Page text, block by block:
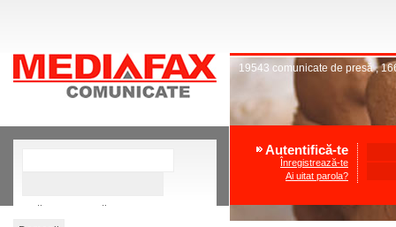
Căutare avansată
19543 comunicate de presă,
Autentifică-te
Înregistrează-te
Ai uitat parola?